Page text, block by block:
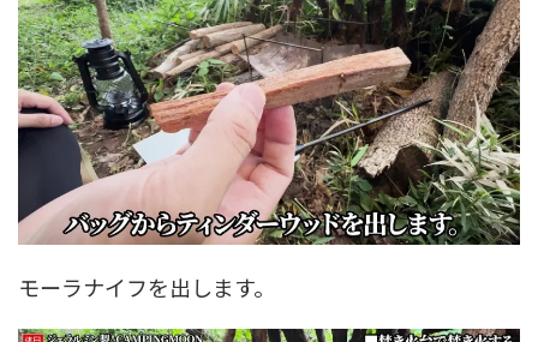
モーラナイフを出します。